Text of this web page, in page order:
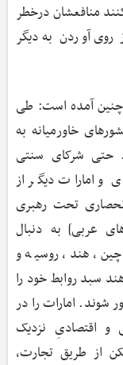
منافعشان درخطر
آوردن به دیگر
چنین آمده است: طی
خاورمیانه به
حتی شرکای سنتی
و امارات دیگر از
تحت رهبری
عربی] به دنبال
هند، روسیه و
سبد روابط خود را
شوند. امارات را در
و اقتصادیِ نزدیک
از طریق تجارت،